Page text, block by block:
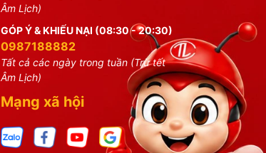
Âm Lịch)
GÓP Ý & KHIẾU NẠI (08:30 - 20:30)
0987188882
Tất cả các ngày trong tuần (Trừ tết
Âm Lịch)
Mạng xã hội